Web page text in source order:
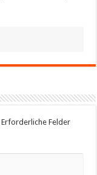
Erforderliche Felder